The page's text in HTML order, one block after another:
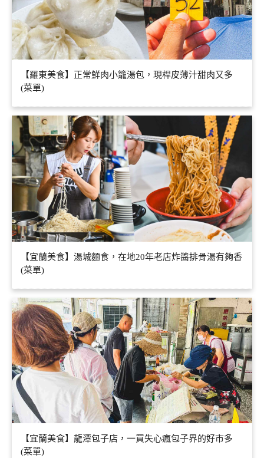
【羅東美食】正常鮮肉小籠湯包，現桿皮薄汁甜肉又多
(菜單)
【宜蘭美食】湯城麵食，在地20年老店炸醬排骨湯有夠香
(菜單)
【宜蘭美食】龍潭包子店，一買失心瘋包子界的好市多
(菜單)